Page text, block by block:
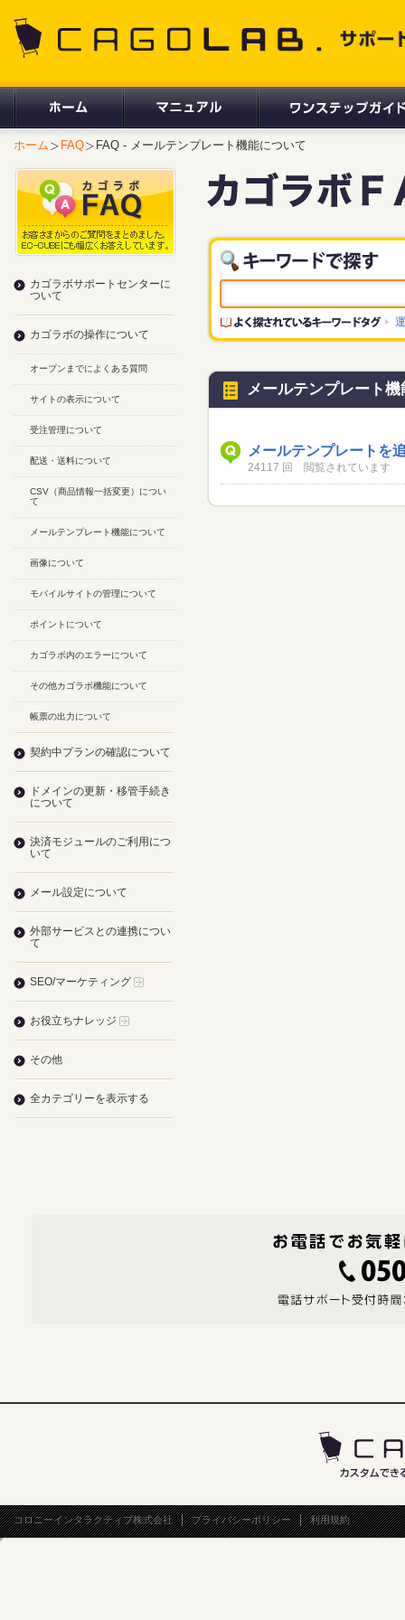
ホーム FAQ FAQ - メールテンプレート機能について
メールテンプレート
メールテンプレートを
24117 回 閲覧されています
カゴラボサポートセンターに
ついて
カゴラボの操作について
オープンまでによくある質問
サイトの表示について
受注管理について
配送・送料について
CSV（商品情報一括変更）につい
て
メールテンプレート機能について
画像について
モバイルサイトの管理について
ポイントについて
カゴラボ内のエラーについて
その他カゴラボ機能について
帳票の出力について
契約中プランの確認について
ドメインの更新・移管手続き
について
決済モジュールのご利用につ
いて
メール設定について
外部サービスとの連携につい
て
SEO/マーケティング
お役立ちナレッジ
その他
全カテゴリーを表示する
コロニーインタラクティブ株式会社 プライバシーポリシー 利用規約